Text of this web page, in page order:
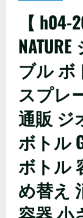
【
ブル ボ
スプレ
通販 ジ
ボトル
ボトル
め替え